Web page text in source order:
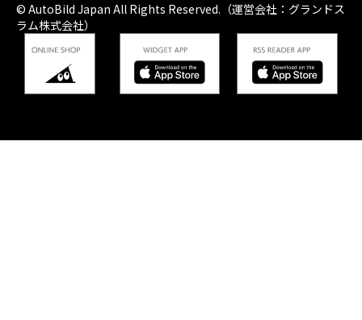
© AutoBild Japan All Rights Reserved.（運営会社：グランドス
ラム株式会社）